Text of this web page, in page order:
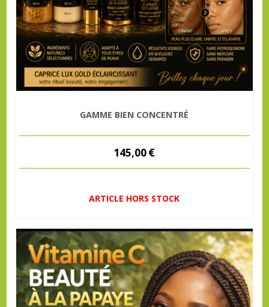
GAMME BIEN CONCENTRÉ
145,00€
ARTICLE HORS STOCK